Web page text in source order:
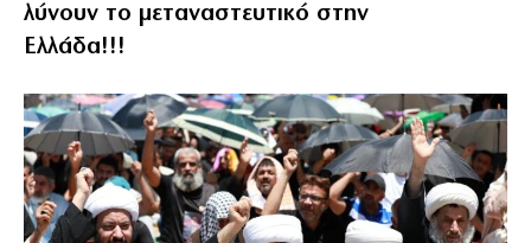
λύνουν το μεταναστευτικό στην
Ελλάδα!!!